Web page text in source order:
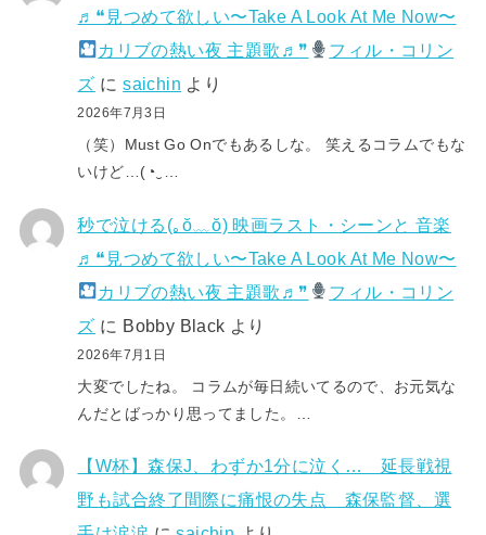
♬❝見つめて欲しい〜Take A Look At Me Now〜
カリブの熱い夜 主題歌♬❞
フィル・コリン
ズ にsaichin より
2026年7月3日
（笑）Must Go Onでもあるしな。 笑えるコラムでもな
いけど…(⁠◔⁠‿⁠…
秒で泣ける(⁠｡⁠ŏ⁠﹏⁠ŏ⁠) 映画ラスト・シーンと 音楽
♬❝見つめて欲しい〜Take A Look At Me Now〜
カリブの熱い夜 主題歌♬❞
フィル・コリン
ズ に Bobby Black より
2026年7月1日
大変でしたね。 コラムが毎日続いてるので、お元気な
んだとばっかり思ってました。…
【W杯】森保J、わずか1分に泣く… 延長戦視
野も試合終了間際に痛恨の失点 森保監督、選